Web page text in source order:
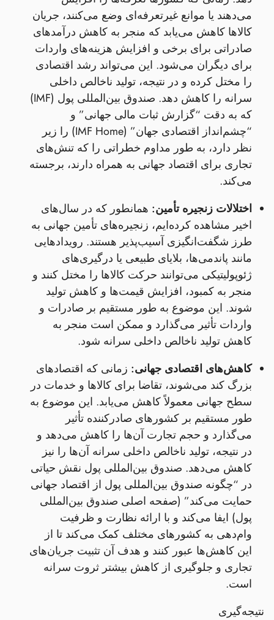
می‌دهند یا موانع غیرتعرفه‌ای وضع می‌کنند، جریان
کالاها کاهش می‌یابد که منجر به کاهش درآمدهای
صادراتی برای برخی و افزایش هزینه‌های واردات
برای دیگران می‌شود. این می‌تواند رشد اقتصادی
را مختل کرده و در نتیجه، تولید ناخالص داخلی
سرانه را کاهش دهد. صندوق بین‌المللی پول (IMF)
که به دقت “گزارش ثبات مالی جهانی” و
“چشم‌انداز اقتصادی جهان” (IMF Home) را زیر
نظر دارد، به طور مداوم خطراتی را که تنش‌های
تجاری برای اقتصاد جهانی به همراه دارند، برجسته
می‌کند.
اختلالات زنجیره تأمین: همانطور که در سال‌های
اخیر مشاهده کرده‌ایم، زنجیره‌های تأمین جهانی به
طرز شگفت‌انگیزی آسیب‌پذیر هستند. رویدادهایی
مانند پاندمی‌ها، بلایای طبیعی یا درگیری‌های
ژئوپولیتیکی می‌توانند حرکت کالاها را مختل کنند و
منجر به کمبود، افزایش قیمت‌ها و کاهش تولید
شوند. این موضوع به طور مستقیم بر صادرات و
واردات تأثیر می‌گذارد و ممکن است منجر به
کاهش تولید ناخالص داخلی سرانه شود.
کاهش‌های اقتصادی جهانی: زمانی که اقتصادهای
بزرگ کند می‌شوند، تقاضا برای کالاها و خدمات در
سطح جهانی معمولاً کاهش می‌یابد. این موضوع به
طور مستقیم بر کشورهای صادرکننده تأثیر
می‌گذارد و حجم تجارت آن‌ها را کاهش می‌دهد و
در نتیجه، تولید ناخالص داخلی سرانه آن‌ها را نیز
کاهش می‌دهد. صندوق بین‌المللی پول نقش حیاتی
در “چگونه صندوق بین‌المللی پول از اقتصاد جهانی
حمایت می‌کند” (صفحه اصلی صندوق بین‌المللی
پول) ایفا می‌کند و با ارائه نظارت و ظرفیت
وام‌دهی به کشورهای مختلف کمک می‌کند تا از
این کاهش‌ها عبور کنند و هدف آن تثبیت جریان‌های
تجاری و جلوگیری از کاهش بیشتر ثروت سرانه
است.
نتیجه‌گیری